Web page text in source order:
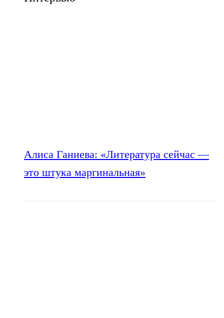
Алиса Ганиева: «Литература сейчас —
это штука маргинальная»